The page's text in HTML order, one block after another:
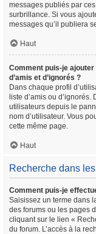
messages publiés par
surbrillance. Si vous
messages qu’il publiera
Haut
Comment puis-je
d’amis et d’ignorés ?
Dans chaque profil
liste d’amis ou
utilisateurs depuis le
nom d’utilisateur. Vous
cette même page.
Haut
Recherche dans
Comment puis-je
Saisissez un terme dans
des forums ou les pages
cliquant sur le lien «
du forum. L’accès à la